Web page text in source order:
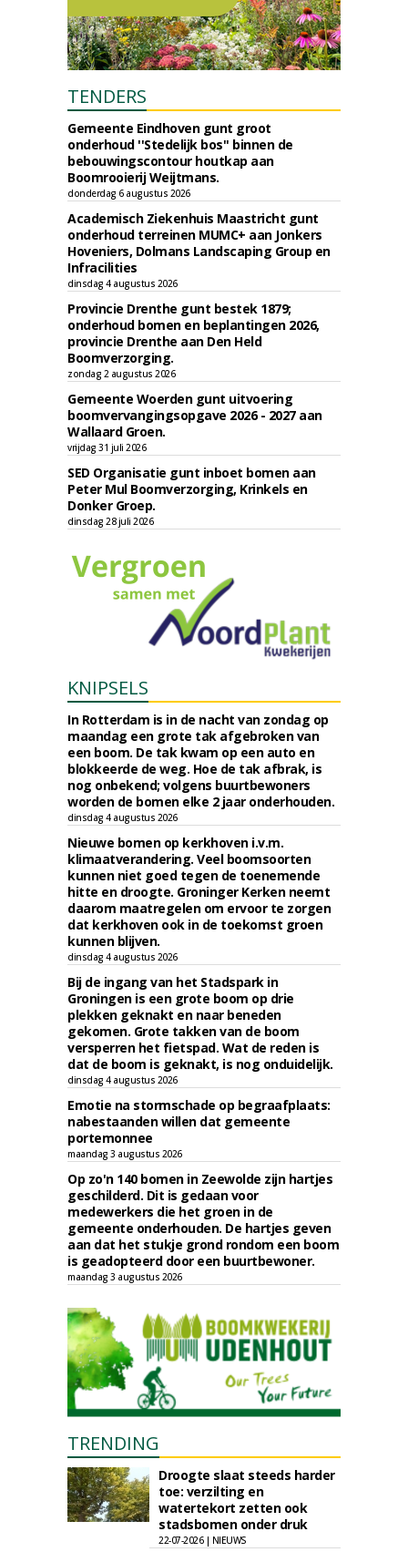
TENDERS
Gemeente Eindhoven gunt groot
onderhoud ''Stedelijk bos'' binnen de
bebouwingscontour houtkap aan
Boomrooierij Weijtmans.
donderdag 6 augustus 2026
Academisch Ziekenhuis Maastricht gunt
onderhoud terreinen MUMC+ aan Jonkers
Hoveniers, Dolmans Landscaping Group en
Infracilities
dinsdag 4 augustus 2026
Provincie Drenthe gunt bestek 1879;
onderhoud bomen en beplantingen 2026,
provincie Drenthe aan Den Held
Boomverzorging.
zondag 2 augustus 2026
Gemeente Woerden gunt uitvoering
boomvervangingsopgave 2026 - 2027 aan
Wallaard Groen.
vrijdag 31 juli 2026
SED Organisatie gunt inboet bomen aan
Peter Mul Boomverzorging, Krinkels en
Donker Groep.
dinsdag 28 juli 2026
KNIPSELS
In Rotterdam is in de nacht van zondag op
maandag een grote tak afgebroken van
een boom. De tak kwam op een auto en
blokkeerde de weg. Hoe de tak afbrak, is
nog onbekend; volgens buurtbewoners
worden de bomen elke 2 jaar onderhouden.
dinsdag 4 augustus 2026
Nieuwe bomen op kerkhoven i.v.m.
klimaatverandering. Veel boomsoorten
kunnen niet goed tegen de toenemende
hitte en droogte. Groninger Kerken neemt
daarom maatregelen om ervoor te zorgen
dat kerkhoven ook in de toekomst groen
kunnen blijven.
dinsdag 4 augustus 2026
Bij de ingang van het Stadspark in
Groningen is een grote boom op drie
plekken geknakt en naar beneden
gekomen. Grote takken van de boom
versperren het fietspad. Wat de reden is
dat de boom is geknakt, is nog onduidelijk.
dinsdag 4 augustus 2026
Emotie na stormschade op begraafplaats:
nabestaanden willen dat gemeente
portemonnee
maandag 3 augustus 2026
Op zo'n 140 bomen in Zeewolde zijn hartjes
geschilderd. Dit is gedaan voor
medewerkers die het groen in de
gemeente onderhouden. De hartjes geven
aan dat het stukje grond rondom een boom
is geadopteerd door een buurtbewoner.
maandag 3 augustus 2026
TRENDING
Droogte slaat steeds harder
toe: verzilting en
watertekort zetten ook
stadsbomen onder druk
22-07-2026 | NIEUWS